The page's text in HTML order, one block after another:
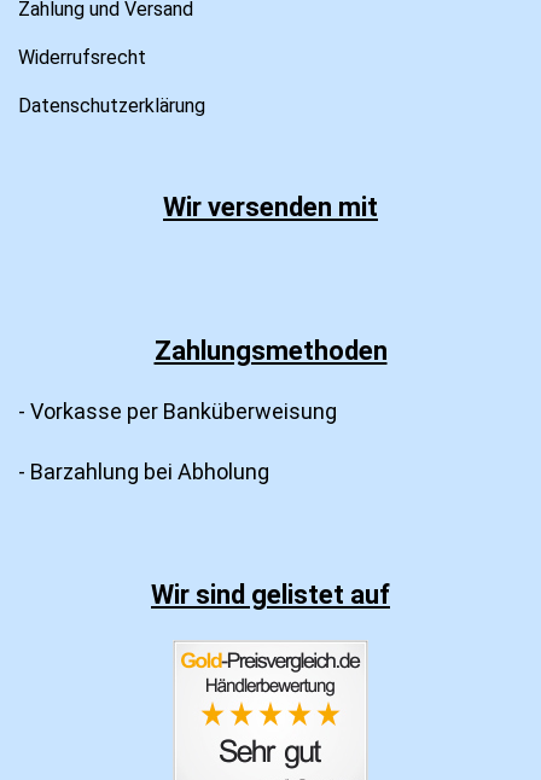
Zahlung und Versand
Widerrufsrecht
Datenschutzerklärung
Wir versenden mit
Zahlungsmethoden
- Vorkasse per Banküberweisung
- Barzahlung bei Abholung
Wir sind gelistet auf